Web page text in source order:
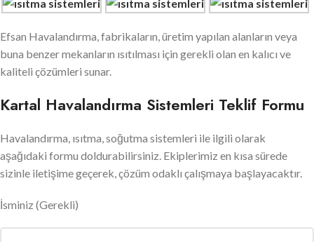
Efsan Havalandırma, fabrikaların, üretim yapılan alanların veya
buna benzer mekanların ısıtılması için gerekli olan en kalıcı ve
kaliteli çözümleri sunar.
Kartal Havalandırma Sistemleri Teklif Formu
Havalandırma, ısıtma, soğutma sistemleri ile ilgili olarak
aşağıdaki formu doldurabilirsiniz. Ekiplerimiz en kısa sürede
sizinle iletişime geçerek, çözüm odaklı çalışmaya başlayacaktır.
İsminiz (Gerekli)